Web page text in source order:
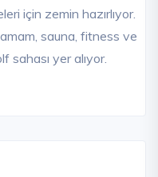
için zemin hazırlıyor.
sauna, fitness ve
sahası yer alıyor.